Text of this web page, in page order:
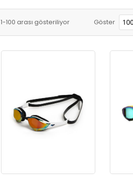
1-100 arası gösteriliyor Göster